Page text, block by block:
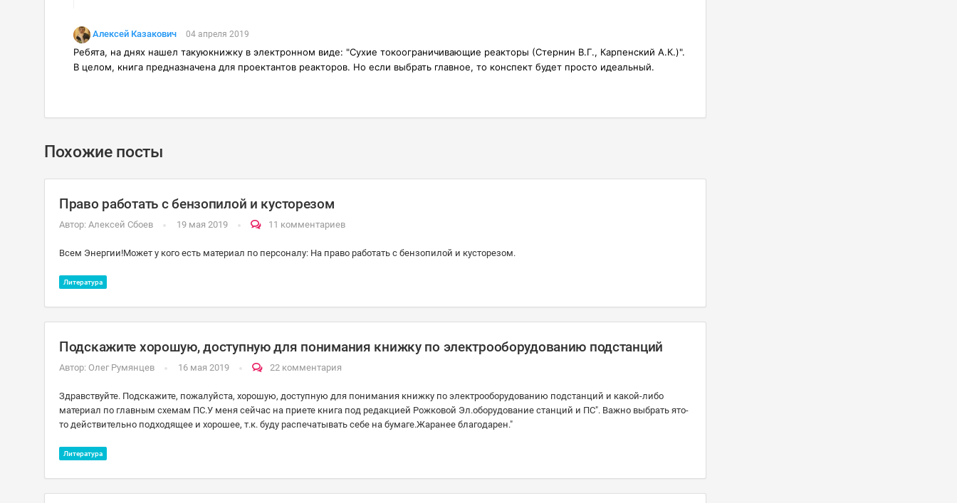
Алексей Казакович 04 апреля 2019
Ребята, на днях нашел такуюкнижку в электронном виде: "Сухие токоограничивающие реакторы (Стернин В.Г., Карпенский А.К.)".
В целом, книга предназначена для проектантов реакторов. Но если выбрать главное, то конспект будет просто идеальный.
Похожие посты
Право работать с бензопилой и кусторезом
Автор: Алексей Сбоев 19 мая 2019 11 комментариев
Всем Энергии!Может у кого есть материал по персоналу: На право работать с бензопилой и кусторезом.
Литература
Подскажите хорошую, доступную для понимания книжку по электрооборудованию подстанций
Автор: Олег Румянцев 16 мая 2019 22 комментария
Здравствуйте. Подскажите, пожалуйста, хорошую, доступную для понимания книжку по электрооборудованию подстанций и какой-либо
материал по главным схемам ПС.У меня сейчас на приете книга под редакцией Рожковой Эл.оборудование станций и ПС". Важно выбрать ято-
то действительно подходящее и хорошее, т.к. буду распечатывать себе на бумаге.Жаранее благодарен."
Литература